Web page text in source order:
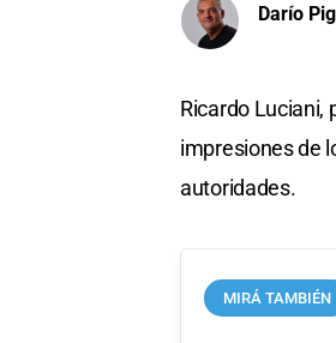
Darío
Ricardo Luciani,
impresiones de
autoridades.
MIRÁ TAMBIÉN